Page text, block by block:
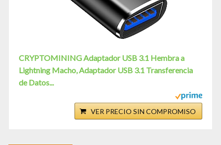
CRYPTOMINING Adaptador USB 3.1 Hembra a
Lightning Macho, Adaptador USB 3.1 Transferencia
de Datos...
VER PRECIO SIN COMPROMISO